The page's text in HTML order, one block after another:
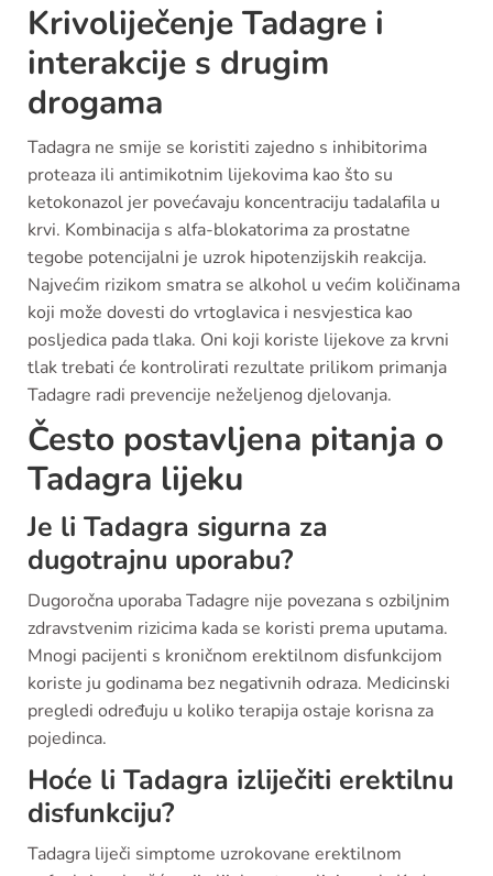
Krivoliječenje Tadagre i
interakcije s drugim
drogama
Tadagra ne smije se koristiti zajedno s inhibitorima
proteaza ili antimikotnim lijekovima kao što su
ketokonazol jer povećavaju koncentraciju tadalafila u
krvi. Kombinacija s alfa-blokatorima za prostatne
tegobe potencijalni je uzrok hipotenzijskih reakcija.
Najvećim rizikom smatra se alkohol u većim količinama
koji može dovesti do vrtoglavica i nesvjestica kao
posljedica pada tlaka. Oni koji koriste lijekove za krvni
tlak trebati će kontrolirati rezultate prilikom primanja
Tadagre radi prevencije neželjenog djelovanja.
Često postavljena pitanja o
Tadagra lijeku
Je li Tadagra sigurna za
dugotrajnu uporabu?
Dugoročna uporaba Tadagre nije povezana s ozbiljnim
zdravstvenim rizicima kada se koristi prema uputama.
Mnogi pacijenti s kroničnom erektilnom disfunkcijom
koriste ju godinama bez negativnih odraza. Medicinski
pregledi određuju u koliko terapija ostaje korisna za
pojedinca.
Hoće li Tadagra izliječiti erektilnu
disfunkciju?
Tadagra liječi simptome uzrokovane erektilnom